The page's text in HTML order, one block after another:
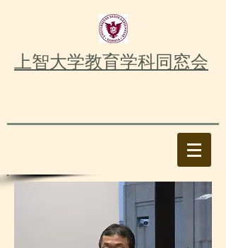
上智大学教育学科同窓会